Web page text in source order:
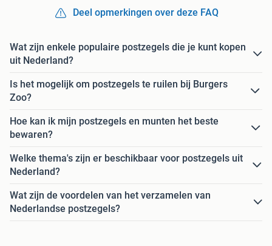
Deel opmerkingen over deze FAQ
Wat zijn enkele populaire postzegels die je kunt kopen
uit Nederland?
Is het mogelijk om postzegels te ruilen bij Burgers
Zoo?
Hoe kan ik mijn postzegels en munten het beste
bewaren?
Welke thema's zijn er beschikbaar voor postzegels uit
Nederland?
Wat zijn de voordelen van het verzamelen van
Nederlandse postzegels?